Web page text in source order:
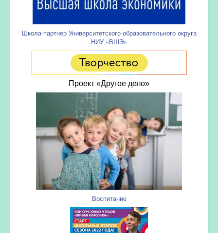
Школа-партнер Университетского образовательного округа
НИУ «ВШЭ»
Проект «Другое дело»
Воспитание